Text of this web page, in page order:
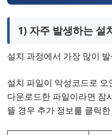
1) 자주 발생하는 설
설치 과정에서 가장 많이
설치 파일이 악성코드로
다운로드한 파일이라면 잠
뜰 경우 추가 정보를 클릭